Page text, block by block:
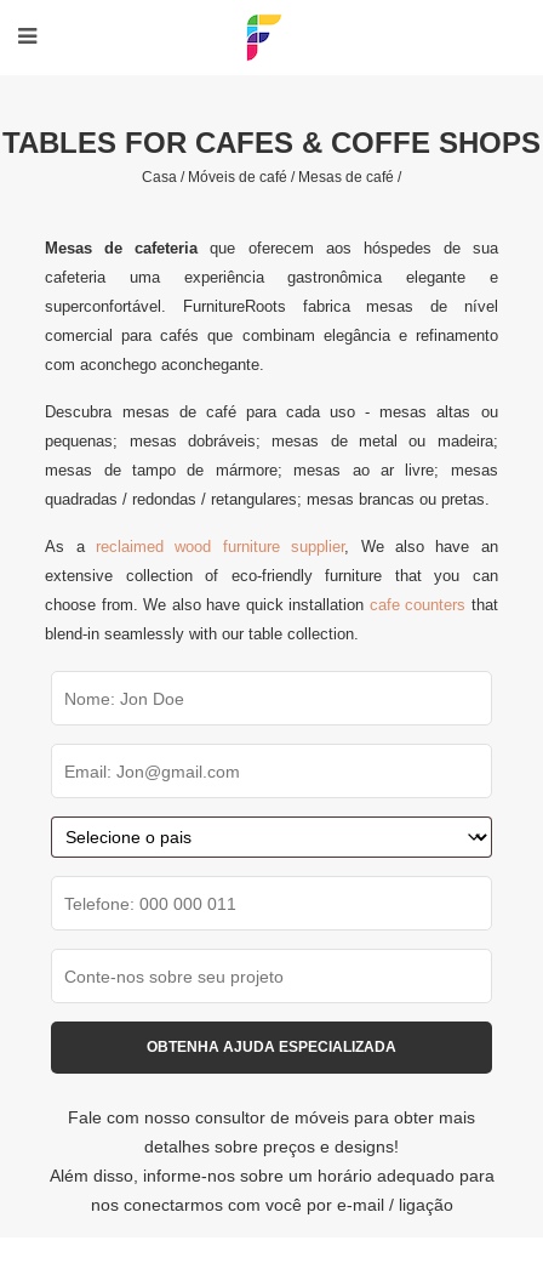
TABLES FOR CAFES & COFFE SHOPS
Casa / Móveis de café / Mesas de café /
Mesas de cafeteriaque oferecem aos hóspedes de sua
cafeteria uma experiência gastronômica elegante e
superconfortável. FurnitureRoots fabrica mesas de nível
comercial para cafés que combinam elegância e refinamento
com aconchego aconchegante.
Descubra mesas de café para cada uso - mesas altas ou
pequenas; mesas dobráveis; mesas de metal ou madeira;
mesas de tampo de mármore; mesas ao ar livre; mesas
quadradas / redondas / retangulares; mesas brancas ou pretas.
As a reclaimed wood furniture supplier, We also have an
extensive collection of eco-friendly furniture that you can
choose from. We also have quick installation cafe counters that
blend-in seamlessly with our table collection.
Fale com nosso consultor de móveis para obter mais
detalhes sobre preços e designs!
Além disso, informe-nos sobre um horário adequado para
nos conectarmos com você por e-mail / ligação